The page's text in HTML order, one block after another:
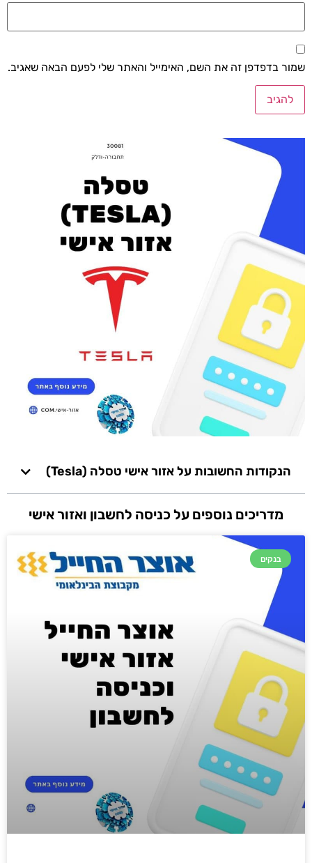
שמור בדפדפן זה את השם, האימייל והאתר שלי לפעם הבאה שאגיב.
הנקודות החשובות על אזור אישי טסלה (Tesla)
מדריכים נוספים על כניסה לחשבון ואזור אישי
בנקים